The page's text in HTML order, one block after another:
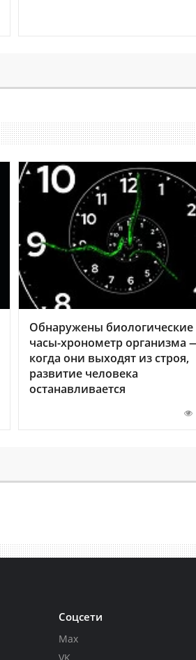
Обнаружены биологические
часы-хронометр организма
когда они выходят из строя,
развитие человека
останавливается
Соцсети
Max